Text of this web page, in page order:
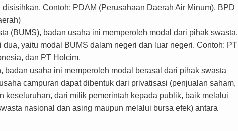
Contoh: PDAM (Perusahaan Daerah Air Minum), BPD
(BUMS), badan usaha ini memperoleh modal dari pihak swasta,
yaitu modal BUMS dalam negeri dan luar negeri. Contoh: PT
dan PT Holcim.
badan usaha ini memperoleh modal berasal dari pihak swasta
campuran dapat dibentuk dari privatisasi (penjualan saham,
keseluruhan, dari milik pemerintah kepada publik, baik melalui
nasional dan asing maupun melalui bursa efek) antara